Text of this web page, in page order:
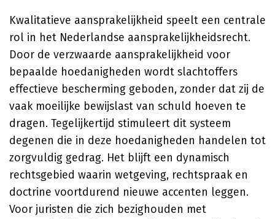
Kwalitatieve aansprakelijkheid speelt een centrale
rol in het Nederlandse aansprakelijkheidsrecht.
Door de verzwaarde aansprakelijkheid voor
bepaalde hoedanigheden wordt slachtoffers
effectieve bescherming geboden, zonder dat zij de
vaak moeilijke bewijslast van schuld hoeven te
dragen. Tegelijkertijd stimuleert dit systeem
degenen die in deze hoedanigheden handelen tot
zorgvuldig gedrag. Het blijft een dynamisch
rechtsgebied waarin wetgeving, rechtspraak en
doctrine voortdurend nieuwe accenten leggen.
Voor juristen die zich bezighouden met